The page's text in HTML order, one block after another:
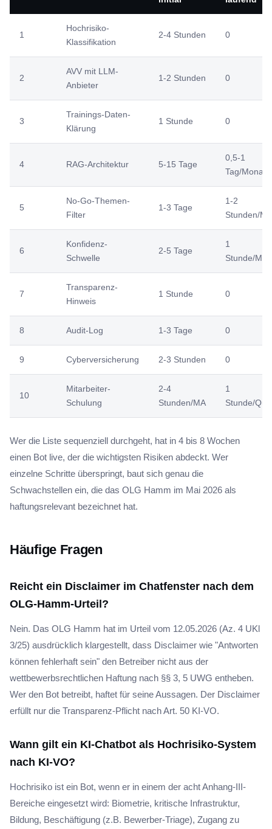
1
Hochrisiko-
Klassifikation
2-4 Stunden 0
2
AVV mit LLM-
Anbieter
1-2 Stunden 0
3
Trainings-Daten-
Klärung
1 Stunde 0
4 RAG-Architektur 5-15 Tage
0,5-1
Tag/Monat
5
No-Go-Themen-
Filter
1-3 Tage
1-2
Stunden/
6
Konfidenz-
Schwelle
2-5 Tage
1
Stunde/
7
Transparenz-
Hinweis
1 Stunde 0
8 Audit-Log 1-3 Tage 0
9 Cyberversicherung 2-3 Stunden 0
10
Mitarbeiter-
Schulung
2-4
Stunden/MA
1
Stunde/
Wer die Liste sequenziell durchgeht, hat in 4 bis 8 Wochen
einen Bot live, der die wichtigsten Risiken abdeckt. Wer
einzelne Schritte überspringt, baut sich genau die
Schwachstellen ein, die das OLG Hamm im Mai 2026 als
haftungsrelevant bezeichnet hat.
Häufige Fragen
Reicht ein Disclaimer im Chatfenster nach dem
OLG-Hamm-Urteil?
Nein. Das OLG Hamm hat im Urteil vom 12.05.2026 (Az. 4 UKl
3/25) ausdrücklich klargestellt, dass Disclaimer wie "Antworten
können fehlerhaft sein" den Betreiber nicht aus der
wettbewerbsrechtlichen Haftung nach §§ 3, 5 UWG entheben.
Wer den Bot betreibt, haftet für seine Aussagen. Der Disclaimer
erfüllt nur die Transparenz-Pflicht nach Art. 50 KI-VO.
Wann gilt ein KI-Chatbot als Hochrisiko-System
nach KI-VO?
Hochrisiko ist ein Bot, wenn er in einem der acht Anhang-III-
Bereiche eingesetzt wird: Biometrie, kritische Infrastruktur,
Bildung, Beschäftigung (z.B. Bewerber-Triage), Zugang zu